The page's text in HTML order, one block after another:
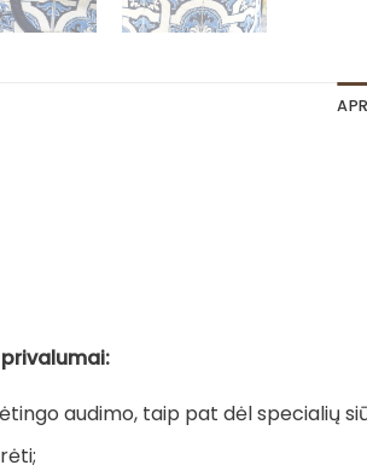
audimo, taip pat dėl specialių